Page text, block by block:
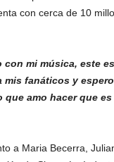
con cerca de 10
mi música, este
fanáticos y
amo hacer que es
a Maria Becerra,